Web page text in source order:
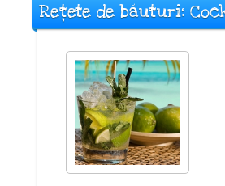
Rețete de băuturi: